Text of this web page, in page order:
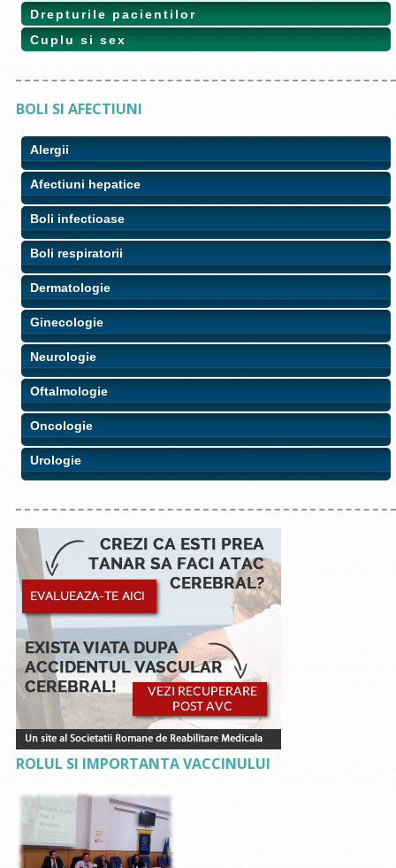
Drepturile pacientilor
Cuplu si sex
BOLI SI AFECTIUNI
Alergii
Afectiuni hepatice
Boli infectioase
Boli respiratorii
Dermatologie
Ginecologie
Neurologie
Oftalmologie
Oncologie
Urologie
ROLUL SI IMPORTANTA VACCINULUI